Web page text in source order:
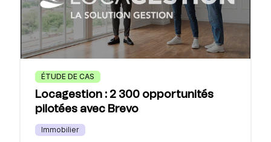
ÉTUDE DE CAS
Locagestion : 2 300 opportunités
pilotées avec Brevo
Immobilier